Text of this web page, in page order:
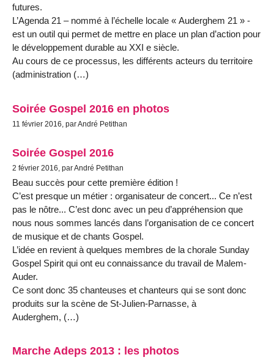
futures.
L’Agenda 21 – nommé à l’échelle locale « Auderghem 21 » -
est un outil qui permet de mettre en place un plan d’action pour
le développement durable au XXI e siècle.
Au cours de ce processus, les différents acteurs du territoire
(administration (…)
Soirée Gospel 2016 en photos
11 février 2016, par André Petithan
Soirée Gospel 2016
2 février 2016, par André Petithan
Beau succès pour cette première édition !
C’est presque un métier : organisateur de concert... Ce n’est
pas le nôtre... C’est donc avec un peu d’appréhension que
nous nous sommes lancés dans l’organisation de ce concert
de musique et de chants Gospel.
L’idée en revient à quelques membres de la chorale Sunday
Gospel Spirit qui ont eu connaissance du travail de Malem-
Auder.
Ce sont donc 35 chanteuses et chanteurs qui se sont donc
produits sur la scène de St-Julien-Parnasse, à
Auderghem, (…)
Marche Adeps 2013 : les photos